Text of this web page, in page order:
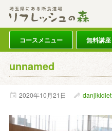
コースメニュー 無料講座
unnamed
2020年10月21日 danjikidiet